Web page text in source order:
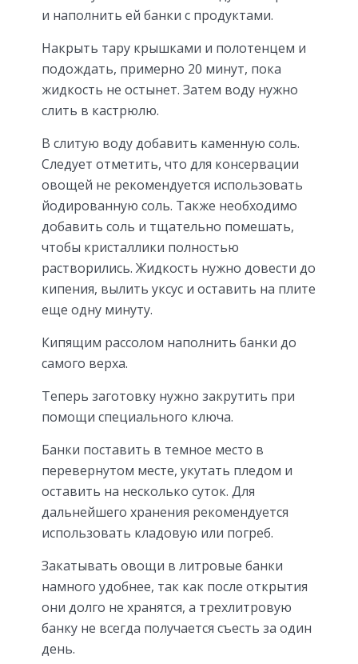
и наполнить ей банки с продуктами.
Накрыть тару крышками и полотенцем и
подождать, примерно 20 минут, пока
жидкость не остынет. Затем воду нужно
слить в кастрюлю.
В слитую воду добавить каменную соль.
Следует отметить, что для консервации
овощей не рекомендуется использовать
йодированную соль. Также необходимо
добавить соль и тщательно помешать,
чтобы кристаллики полностью
растворились. Жидкость нужно довести до
кипения, вылить уксус и оставить на плите
еще одну минуту.
Кипящим рассолом наполнить банки до
самого верха.
Теперь заготовку нужно закрутить при
помощи специального ключа.
Банки поставить в темное место в
перевернутом месте, укутать пледом и
оставить на несколько суток. Для
дальнейшего хранения рекомендуется
использовать кладовую или погреб.
Закатывать овощи в литровые банки
намного удобнее, так как после открытия
они долго не хранятся, а трехлитровую
банку не всегда получается съесть за один
день.